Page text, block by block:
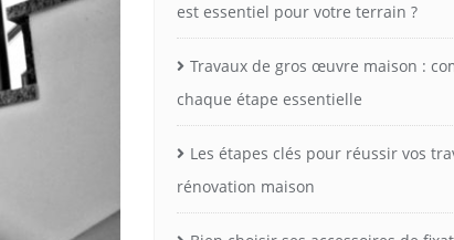
est essentiel pour votre terrain ?
Travaux de gros œuvre maison :
chaque étape essentielle
Les étapes clés pour réussir vos
rénovation maison